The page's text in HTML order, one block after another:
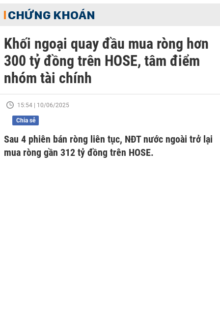
CHỨNG KHOÁN
Khối ngoại quay đầu mua ròng hơn
300 tỷ đồng trên HOSE, tâm điểm
nhóm tài chính
15:54 | 10/06/2025
Chia sẻ
Sau 4 phiên bán ròng liên tục, NĐT nước ngoài trở lại
mua ròng gần 312 tỷ đồng trên HOSE.